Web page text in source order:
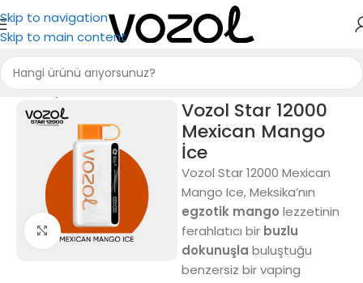
Skip to navigation
Skip to main content
Ana Sayfa Puff Bar
Büyütmek için tıkla
Vozol Star 12000
Mexican Mango
İce
Vozol Star 12000 Mexican
Mango Ice, Meksika’nın
egzotik mango lezzetinin
ferahlatıcı bir buzlu
dokunuşla buluştuğu
benzersiz bir vaping